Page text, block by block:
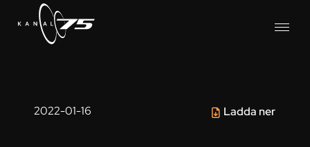
2022-01-16 Ladda ner